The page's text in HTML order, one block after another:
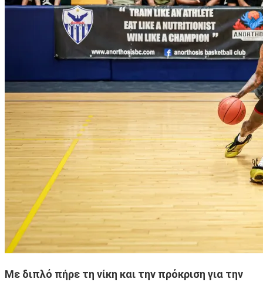
Με διπλό πήρε τη νίκη και την πρόκριση για την